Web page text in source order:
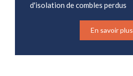
d'isolation de combles perdus
En savoir plus